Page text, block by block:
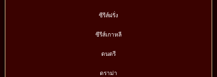
ซีรีส์ฝรั่ง
ซีรีส์เกาหลี
ดนตรี
ดราม่า